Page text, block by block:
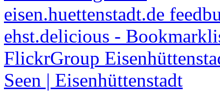
eisen.huettenstadt.de
ehst.delicious -
FlickrGroup
Seen | Eisenhüttenstadt